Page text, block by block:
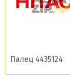
Палец 4435124